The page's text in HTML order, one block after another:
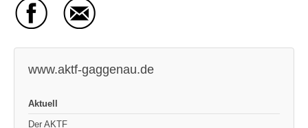
www.aktf-gaggenau.de
Aktuell
Der AKTF